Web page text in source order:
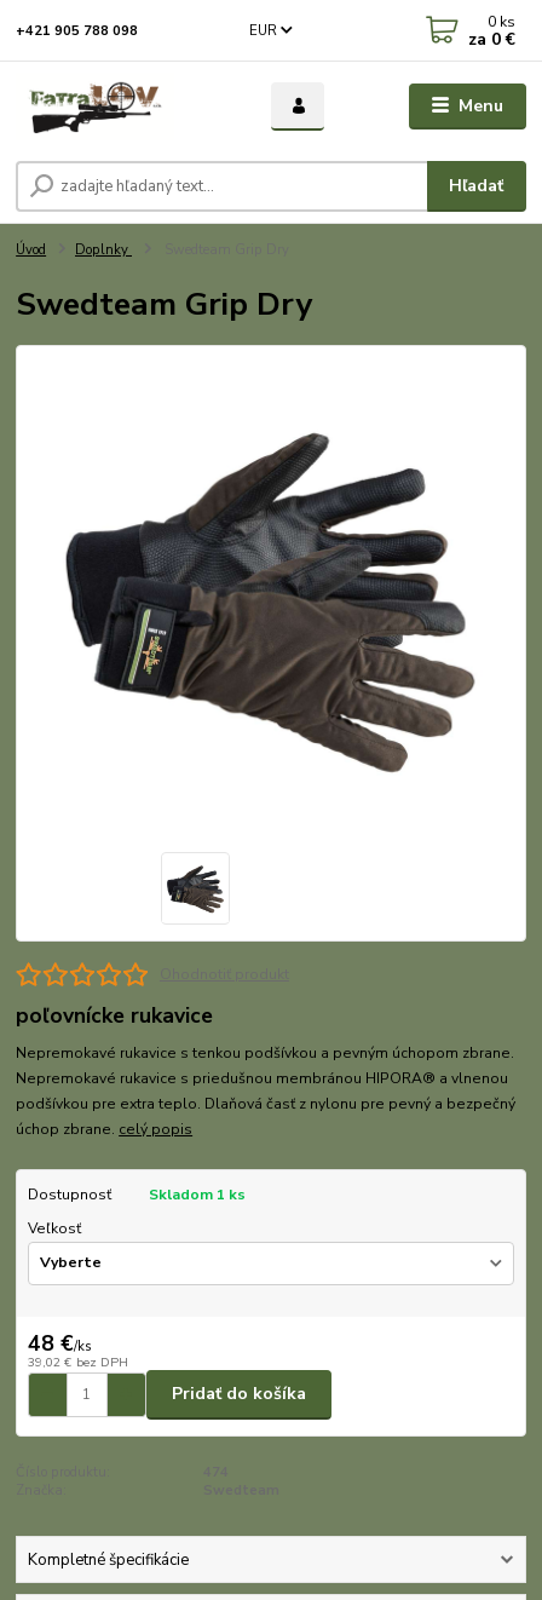
Menu
EUR
Hľadať
+421 905 788 098 0 ks
za 0 €
Úvod Doplnky
Swedteam Grip Dry
poľovnícke rukavice
Nepremokavé rukavice s tenkou podšívkou a pevným úchopom zbrane.
Nepremokavé rukavice s priedušnou membránou HIPORA® a vlnenou
podšívkou pre extra teplo. Dlaňová časť z nylonu pre pevný a bezpečný
úchop zbrane. celý popis
Dostupnosť
Skladom 1 ks
Veľkosť
48 €/ks
39,02 € bez DPH
Pridať do košíka
Kompletné špecifikácie